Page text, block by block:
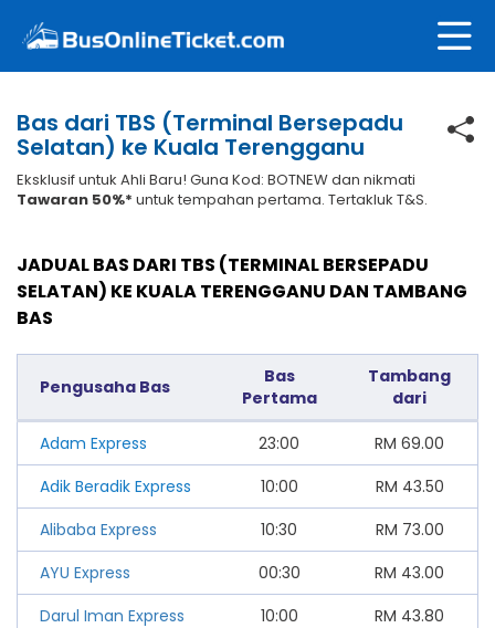
Bas dari TBS (Terminal Bersepadu
Selatan) ke Kuala Terengganu
Eksklusif untuk Ahli Baru! Guna Kod: BOTNEW dan nikmati
Tawaran 50%* untuk tempahan pertama. Tertakluk T&S.
JADUAL BAS DARI TBS (TERMINAL BERSEPADU
SELATAN) KE KUALA TERENGGANU DAN TAMBANG
BAS
Pengusaha Bas
Bas
Pertama
Tambang
dari
Adam Express 23:00 RM 69.00
Adik Beradik Express
10:00 RM 43.50
Alibaba Express
10:30 RM 73.00
AYU Express
00:30 RM 43.00
Darul Iman Express
10:00 RM 43.80